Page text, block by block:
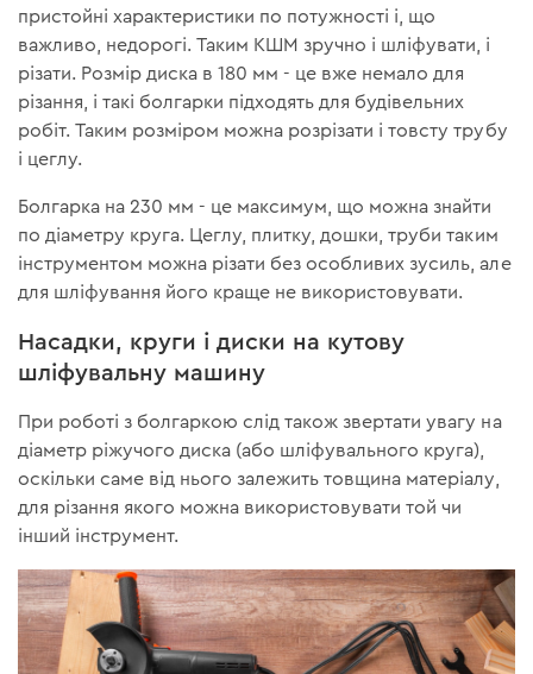
пристойні характеристики по потужності і, що
важливо, недорогі. Таким КШМ зручно і шліфувати, і
різати. Розмір диска в 180 мм - це вже немало для
різання, і такі болгарки підходять для будівельних
робіт. Таким розміром можна розрізати і товсту трубу
і цеглу.
Болгарка на 230 мм - це максимум, що можна знайти
по діаметру круга. Цеглу, плитку, дошки, труби таким
інструментом можна різати без особливих зусиль, але
для шліфування його краще не використовувати.
Насадки, круги і диски на кутову
шліфувальну машину
При роботі з болгаркою слід також звертати увагу на
діаметр ріжучого диска (або шліфувального круга),
оскільки саме від нього залежить товщина матеріалу,
для різання якого можна використовувати той чи
інший інструмент.